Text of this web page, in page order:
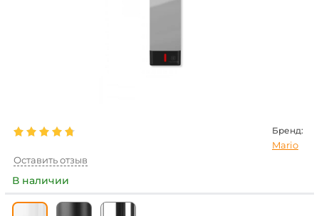
Бренд:
Mario
Оставить отзыв
В наличии